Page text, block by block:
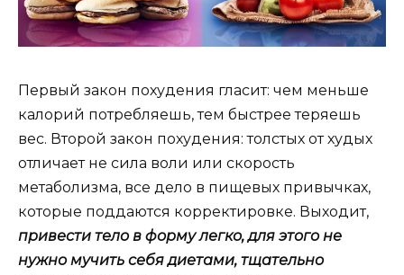
Первый закон похудения гласит: чем меньше
калорий потребляешь, тем быстрее теряешь
вес. Второй закон похудения: толстых от худых
отличает не сила воли или скорость
метаболизма, все дело в пищевых привычках,
которые поддаются корректировке. Выходит,
привести тело в форму легко, для этого не
нужно мучить себя диетами, тщательно